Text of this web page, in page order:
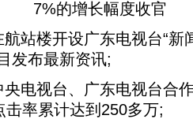
楼开设广东电视台“新
发布最新资讯;
视台、广东电视台合作
击率累计达到250多万;